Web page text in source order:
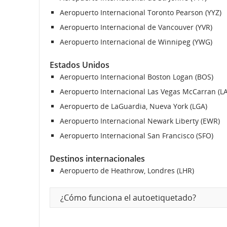
Aeropuerto Internacional Toronto Pearson (YYZ)
Aeropuerto Internacional de Vancouver (YVR)
Aeropuerto Internacional de Winnipeg (YWG)
Estados Unidos
Aeropuerto Internacional Boston Logan (BOS)
Aeropuerto Internacional Las Vegas McCarran
Aeropuerto de LaGuardia, Nueva York (LGA)
Aeropuerto Internacional Newark Liberty (EWR)
Aeropuerto Internacional San Francisco (SFO)
Destinos internacionales
Aeropuerto de Heathrow, Londres (LHR)
¿Cómo funciona el autoetiquetado?